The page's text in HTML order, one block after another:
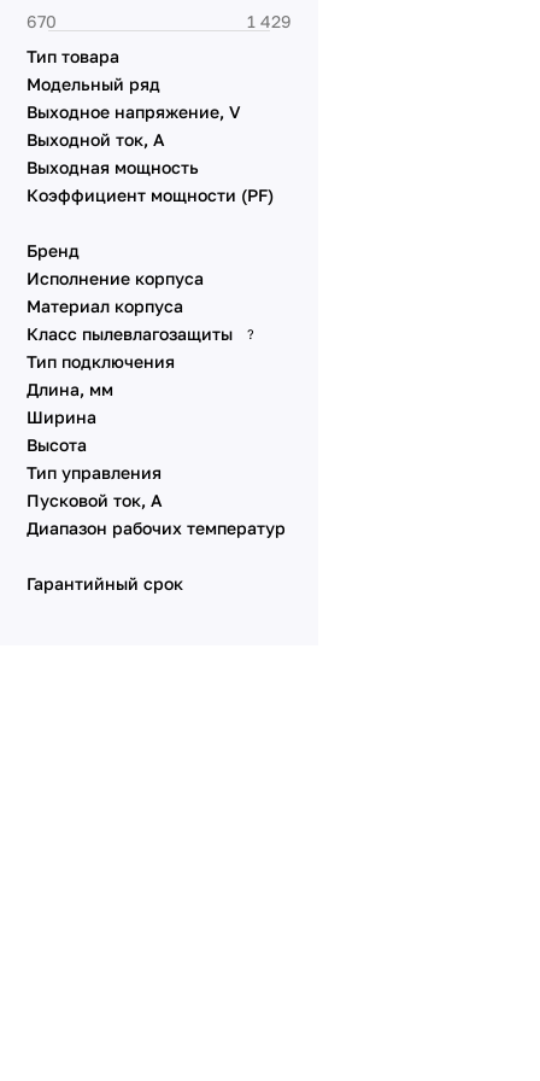
Комплектующие для
монтажа
Электрокарнизы с
моторами
моторами
Тип товара
Модельный ряд
Выходное напряжение, V
Выходной ток, А
Выходная мощность
Коэффициент мощности (PF)
Бренд
Исполнение корпуса
Материал корпуса
Класс пылевлагозащиты
?
Тип подключения
Длина, мм
Ширина
Высота
Тип управления
Пусковой ток, А
Диапазон рабочих температур
Гарантийный срок